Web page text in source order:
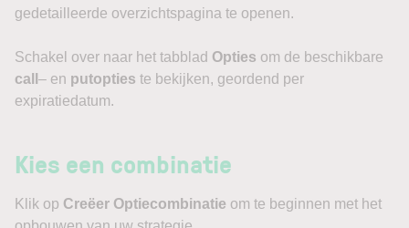
gedetailleerde overzichtspagina te openen.
Schakel over naar het tabblad Opties om de beschikbare
call – en putopties te bekijken, geordend per
expiratiedatum.
Kies een combinatie
Klik op Creëer Optiecombinatie om te beginnen met het